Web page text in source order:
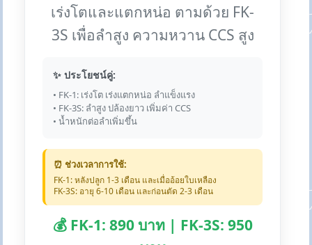
เร่งโตและแตกหน่อ ตามด้วย FK-
3S เพื่อลำสูง ความหวาน CCS สูง
✨ ประโยชน์คู่:
• FK-1: เร่งโต เร่งแตกหน่อ ลำแข็งแรง
• FK-3S: ลำสูง ปล้องยาว เพิ่มค่า CCS
• น้ำหนักต่อลำเพิ่มขึ้น
⏰ ช่วงเวลาการใช้:
FK-1: หลังปลูก 1-3 เดือน และเมื่ออ้อยใบเหลือง
FK-3S: อายุ 6-10 เดือน และก่อนตัด 2-3 เดือน
💰 FK-1: 890 บาท | FK-3S: 950